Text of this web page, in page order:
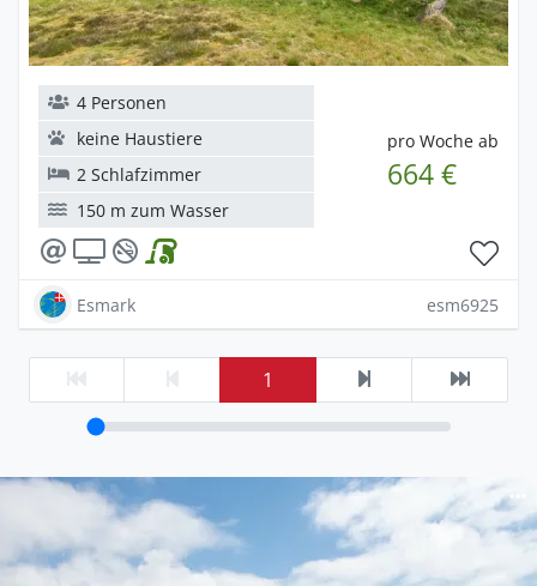
pro Woche ab
664 €
4 Personen
keine Haustiere
2 Schlafzimmer
150 m zum Wasser
Esmark esm6925
1